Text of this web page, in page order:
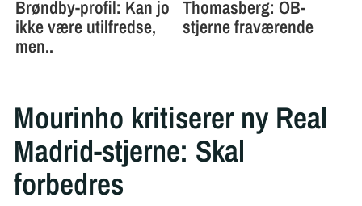
Mourinho kritiserer ny Real
Madrid-stjerne: Skal
forbedres